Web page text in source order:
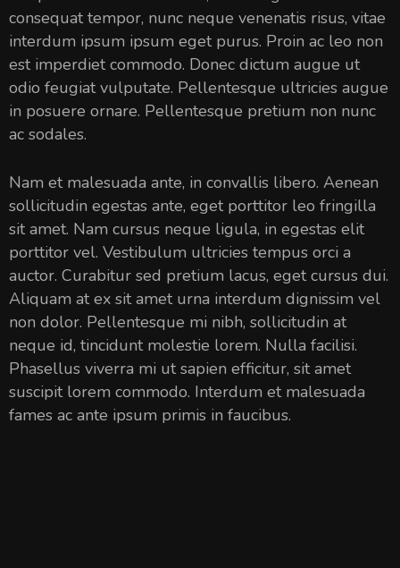
consequat tempor, nunc neque venenatis risus, vitae
interdum ipsum ipsum eget purus. Proin ac leo non
est imperdiet commodo. Donec dictum augue ut
odio feugiat vulputate. Pellentesque ultricies augue
in posuere ornare. Pellentesque pretium non nunc
ac sodales.
Nam et malesuada ante, in convallis libero. Aenean
sollicitudin egestas ante, eget porttitor leo fringilla
sit amet. Nam cursus neque ligula, in egestas elit
porttitor vel. Vestibulum ultricies tempus orci a
auctor. Curabitur sed pretium lacus, eget cursus dui.
Aliquam at ex sit amet urna interdum dignissim vel
non dolor. Pellentesque mi nibh, sollicitudin at
neque id, tincidunt molestie lorem. Nulla facilisi.
Phasellus viverra mi ut sapien efficitur, sit amet
suscipit lorem commodo. Interdum et malesuada
fames ac ante ipsum primis in faucibus.